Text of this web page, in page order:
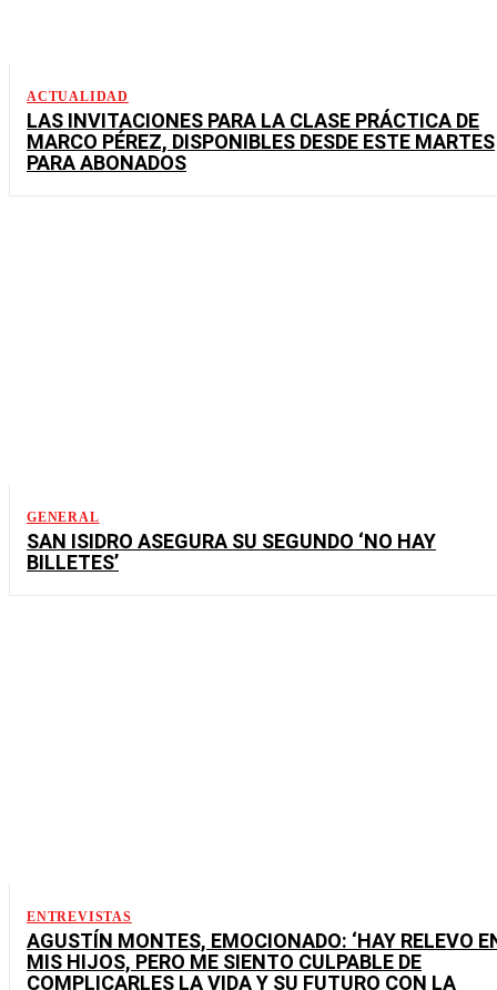
ACTUALIDAD
LAS INVITACIONES PARA LA CLASE PRÁCTICA DE
MARCO PÉREZ, DISPONIBLES DESDE ESTE MARTES
PARA ABONADOS
GENERAL
SAN ISIDRO ASEGURA SU SEGUNDO ‘NO HAY
BILLETES’
ENTREVISTAS
AGUSTÍN MONTES, EMOCIONADO: ‘HAY RELEVO
MIS HIJOS, PERO ME SIENTO CULPABLE DE
COMPLICARLES LA VIDA Y SU FUTURO CON LA